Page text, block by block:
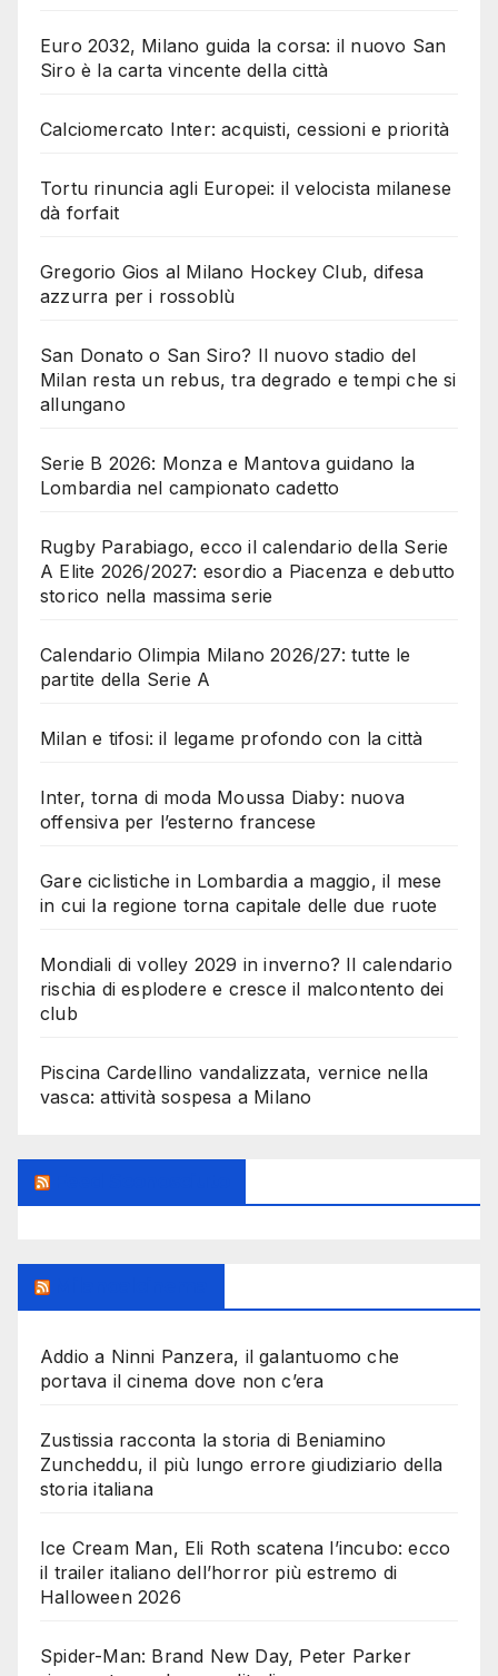
Euro 2032, Milano guida la corsa: il nuovo San
Siro è la carta vincente della città
Calciomercato Inter: acquisti, cessioni e priorità
Tortu rinuncia agli Europei: il velocista milanese
dà forfait
Gregorio Gios al Milano Hockey Club, difesa
azzurra per i rossoblù
San Donato o San Siro? Il nuovo stadio del
Milan resta un rebus, tra degrado e tempi che si
allungano
Serie B 2026: Monza e Mantova guidano la
Lombardia nel campionato cadetto
Rugby Parabiago, ecco il calendario della Serie
A Elite 2026/2027: esordio a Piacenza e debutto
storico nella massima serie
Calendario Olimpia Milano 2026/27: tutte le
partite della Serie A
Milan e tifosi: il legame profondo con la città
Inter, torna di moda Moussa Diaby: nuova
offensiva per l’esterno francese
Gare ciclistiche in Lombardia a maggio, il mese
in cui la regione torna capitale delle due ruote
Mondiali di volley 2029 in inverno? Il calendario
rischia di esplodere e cresce il malcontento dei
club
Piscina Cardellino vandalizzata, vernice nella
vasca: attività sospesa a Milano
Addio a Ninni Panzera, il galantuomo che
portava il cinema dove non c’era
Zustissia racconta la storia di Beniamino
Zuncheddu, il più lungo errore giudiziario della
storia italiana
Ice Cream Man, Eli Roth scatena l’incubo: ecco
il trailer italiano dell’horror più estremo di
Halloween 2026
Spider-Man: Brand New Day, Peter Parker